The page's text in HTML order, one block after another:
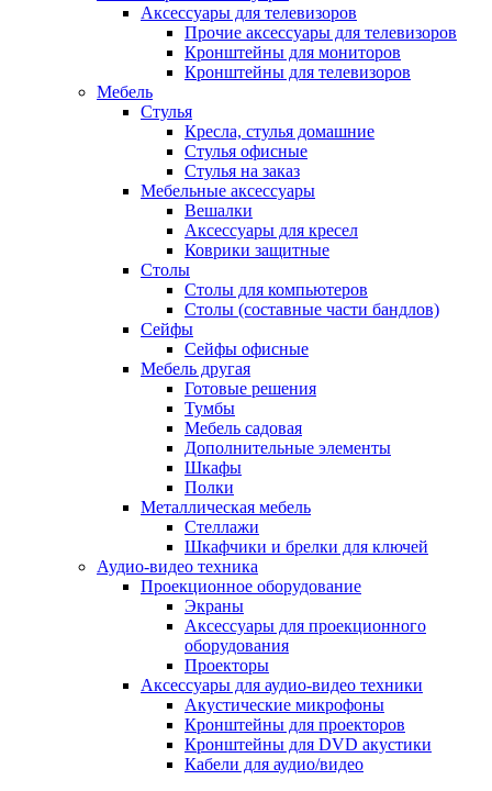
Аксессуары для телевизоров
Прочие аксессуары для телевизоров
Кронштейны для мониторов
Кронштейны для телевизоров
Мебель
Стулья
Кресла, стулья домашние
Стулья офисные
Стулья на заказ
Мебельные аксессуары
Вешалки
Аксессуары для кресел
Коврики защитные
Столы
Столы для компьютеров
Столы (составные части бандлов)
Сейфы
Сейфы офисные
Мебель другая
Готовые решения
Тумбы
Мебель садовая
Дополнительные элементы
Шкафы
Полки
Металлическая мебель
Стеллажи
Шкафчики и брелки для ключей
Аудио-видео техника
Проекционное оборудование
Экраны
Аксессуары для проекционного
оборудования
Проекторы
Аксессуары для аудио-видео техники
Акустические микрофоны
Кронштейны для проекторов
Кронштейны для DVD акустики
Кабели для аудио/видео